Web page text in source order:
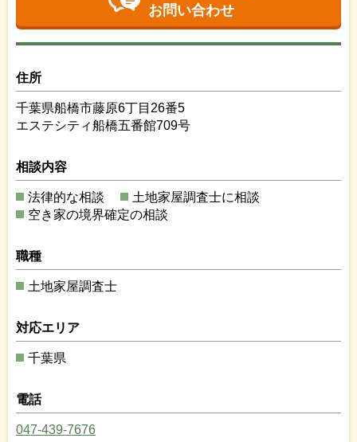
お問い合わせ
住所
千葉県船橋市藤原6丁目26番5
エステシティ船橋五番館709号
相談内容
法律的な相談
土地家屋調査士に相談
空き家の境界確定の相談
職種
土地家屋調査士
対応エリア
千葉県
電話
047-439-7676